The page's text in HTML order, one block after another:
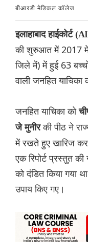
बीआरडी मेडिकल कॉलेज
इलाहाबाद
की शुरुआत में 2017
जिले में) में हुई 63
वाली जनहित याचिका
जनहित याचिका को
जे मुनीरकी पीठ ने
में रखते हुए खारिज
एक रिपोर्ट प्रस्तुत
को दंडित किया गया
उपाय किए गए।